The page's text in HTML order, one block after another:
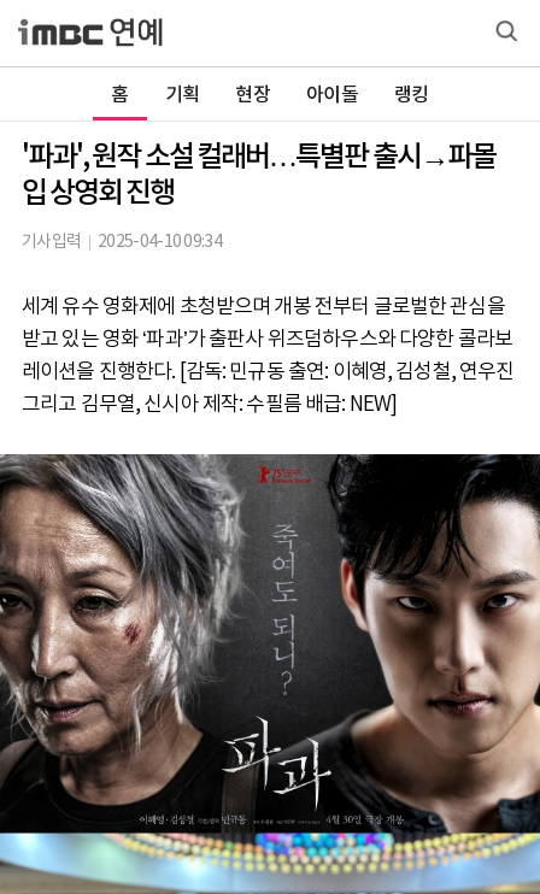
홈 기획 현장 아이돌 랭킹
'파과', 원작 소설 컬래버…특별판 출시→파몰
입 상영회 진행
기사입력 2025-04-10 09:34
세계 유수 영화제에 초청받으며 개봉 전부터 글로벌한 관심을
받고 있는 영화 ‘파과’가 출판사 위즈덤하우스와 다양한 콜라보
레이션을 진행한다. [감독: 민규동 출연: 이혜영, 김성철, 연우진
그리고 김무열, 신시아 제작: 수필름 배급: NEW]